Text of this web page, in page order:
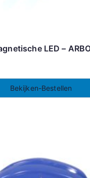
LED –
Bekijken-Bestellen